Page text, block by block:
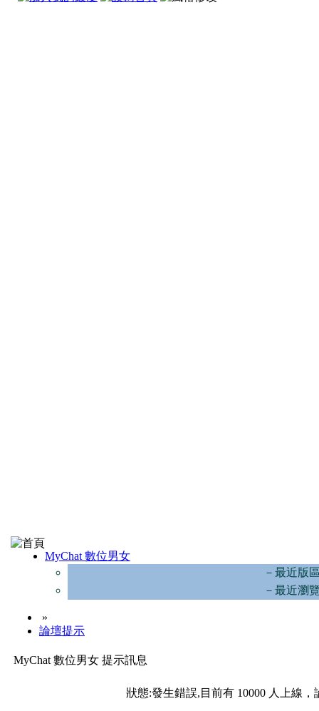
MyChat 數位男女
－最近版
－最近瀏
»
論壇提示
MyChat 數位男女 提示訊息
狀態:發生錯誤,目前有 10000 人上線